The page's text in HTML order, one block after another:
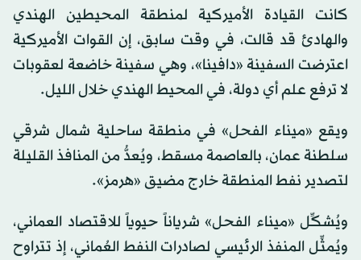
كانت القيادة الأميركية لمنطقة المحيطين الهندي
والهادئ قد ​قالت، في وقت ​سابق، إن القوات الأميركية
اعترضت السفينة ‌«دافينا»، ⁠وهي سفينة خاضعة لعقوبات
لا ترفع علم أي دولة، في المحيط ​الهندي خلال ​الليل.
ويقع «ميناء الفحل» في منطقة ساحلية شمال شرقي
سلطنة عمان، بالعاصمة مسقط، ويُعدُّ من المنافذ القليلة
لتصدير نفط المنطقة خارج مضيق «هرمز».
ويُشكِّل «ميناء الفحل» شرياناً حيوياً للاقتصاد العماني،
ويُمثِّل المنفذ الرئيسي لصادرات النفط العُماني، إذ تتراوح